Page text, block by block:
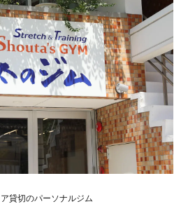
貸切のパーソナルジム